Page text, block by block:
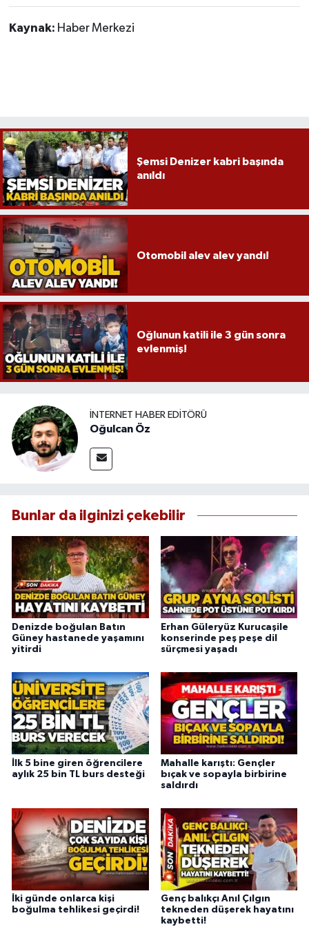
Kaynak: Haber Merkezi
Şemsi Denizer kabri başında
anıldı
Otomobil alev alev yandı!
Oğlunun katili ile 3 gün sonra
evlenmiş!
İNTERNET HABER EDITÖRÜ
Oğulcan Öz
Bunlar da ilginizi çekebilir
Denizde boğulan Batın
Güney hastanede yaşamını
yitirdi
Erhan Güleryüz Kurucaşile
konserinde peş peşe dil
sürçmesi yaşadı
İlk 5 bine giren öğrencilere
aylık 25 bin TL burs desteği
Mahalle karıştı: Gençler
bıçak ve sopayla birbirine
saldırdı
İki günde onlarca kişi
boğulma tehlikesi geçirdi!
Genç balıkçı Anıl Çılgın
tekneden düşerek hayatını
kaybetti!